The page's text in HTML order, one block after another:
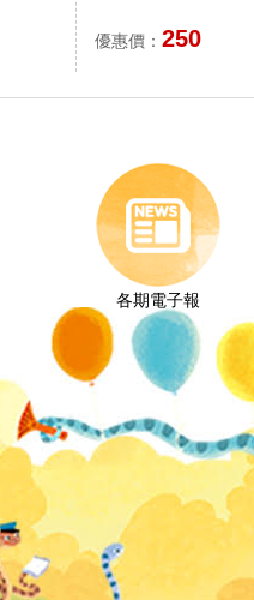
優惠價： 250
各期電子報